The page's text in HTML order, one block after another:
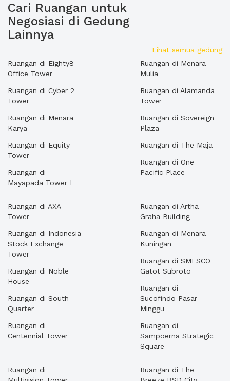
Cari Ruangan untuk
Negosiasi di Gedung
Lainnya
Lihat semua gedung
Ruangan di Eighty8
Office Tower
Ruangan di Cyber 2
Tower
Ruangan di Menara
Karya
Ruangan di Equity
Tower
Ruangan di
Mayapada Tower I
Ruangan di Menara
Mulia
Ruangan di Alamanda
Tower
Ruangan di Sovereign
Plaza
Ruangan di The Maja
Ruangan di One
Pacific Place
Ruangan di AXA
Tower
Ruangan di Indonesia
Stock Exchange
Tower
Ruangan di Noble
House
Ruangan di South
Quarter
Ruangan di
Centennial Tower
Ruangan di Artha
Graha Building
Ruangan di Menara
Kuningan
Ruangan di SMESCO
Gatot Subroto
Ruangan di
Sucofindo Pasar
Minggu
Ruangan di
Sampoerna Strategic
Square
Ruangan di
Ruangan di The